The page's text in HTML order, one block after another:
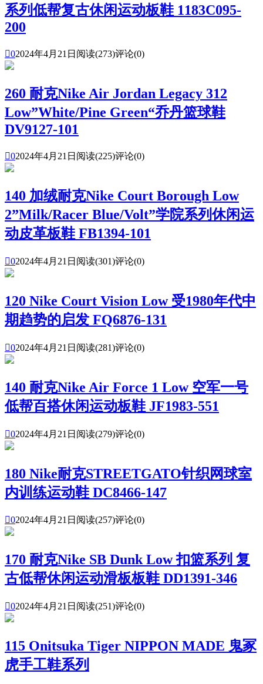
系列低帮复古休闲运动板鞋 1183C095-
200
02024年4月21日 阅读(273)评论(0)
260 耐克Nike Air Jordan Legacy 312
Low”White/Pine Green“乔丹篮球鞋
DV9127-101
02024年4月21日 阅读(225)评论(0)
140 加绒耐克Nike Court Borough Low
2”Milk/Racer Blue/Volt”学院系列休闲运
动皮革板鞋 FB1394-101
02024年4月21日 阅读(301)评论(0)
120 Nike Court Vision Low 受1980年代中
期趋势的启发 FQ6876-131
02024年4月21日 阅读(281)评论(0)
140 耐克Nike Air Force 1 Low 空军一号
低帮百搭休闲运动板鞋 JF1983-551
02024年4月21日 阅读(279)评论(0)
180 Nike耐克STREETGATO针织网球室
内训练运动鞋 DC8466-147
02024年4月21日 阅读(257)评论(0)
170 耐克Nike SB Dunk Low 扣篮系列 复
古低帮休闲运动滑板板鞋 DD1391-346
02024年4月21日 阅读(251)评论(0)
115 Onitsuka Tiger NIPPON MADE 鬼冢
虎手工鞋系列